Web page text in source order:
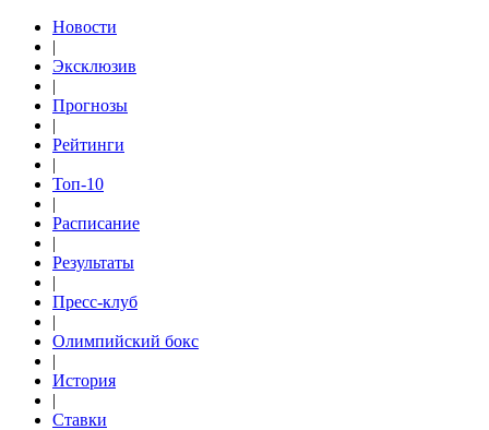
Новости
|
Эксклюзив
|
Прогнозы
|
Рейтинги
|
Топ-10
|
Расписание
|
Результаты
|
Пресс-клуб
|
Олимпийский бокс
|
История
|
Ставки